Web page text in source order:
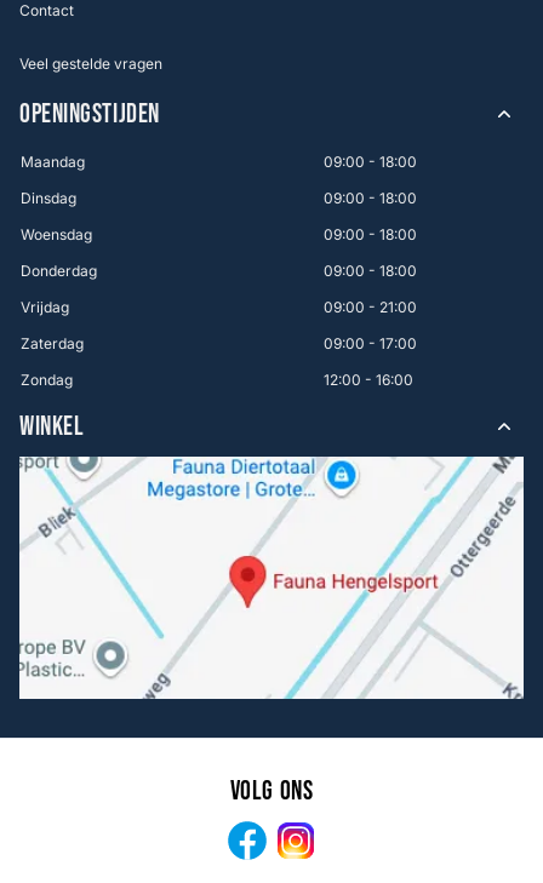
Contact
Veel gestelde vragen
OPENINGSTIJDEN
Maandag
09:00 - 18:00
Dinsdag
09:00 - 18:00
Woensdag
09:00 - 18:00
Donderdag
09:00 - 18:00
Vrijdag
09:00 - 21:00
Zaterdag
09:00 - 17:00
Zondag
12:00 - 16:00
WINKEL
Volg ons
Facebook